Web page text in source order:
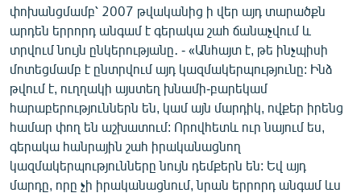
փոխանցմամբ՝ 2007 թվականից ի վեր այդ տարածքն
արդեն երրորդ անգամ է գերակա շահ ճանաչվում և
տրվում նույն ընկերությանը․ - «Անհայտ է, թե ինչպիսի
մոտեցմամբ է ընտրվում այդ կազմակերպությունը: Ինձ
թվում է, ուղղակի այստեղ խնամի-բարեկամ
հարաբերություններն են, կամ այն մարդիկ, ովքեր իրենց
համար փող են աշխատում: Որովհետև ուր նայում ես,
գերակա հանրային շահ իրականացնող
կազմակերպությունները նույն դեմքերն են: Եվ այդ
մարդը, որը չի իրականացնում, նրան երրորդ անգամ ևս